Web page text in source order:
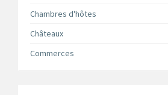
Chambres d'hôtes
Châteaux
Commerces